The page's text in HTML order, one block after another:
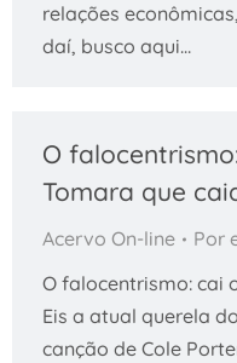
relações
daí, busco aqui…
O
Tomara que
Acervo On-line Por
O falocentrismo: cai
Eis a atual querela
canção de Cole